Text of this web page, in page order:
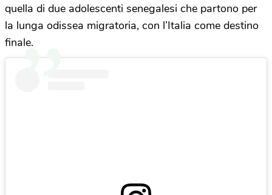
quella di due adolescenti senegalesi che partono per
la lunga odissea migratoria, con l’Italia come destino
finale.